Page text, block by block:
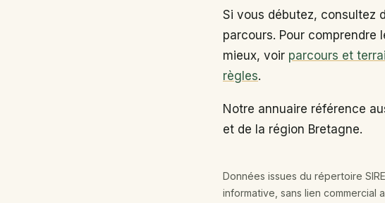
Si vous débutez, consultez
parcours. Pour
mieux, voir parcours et
règles.
Notre annuaire référence
et de la région Bretagne.
Données issues du répertoire
informative, sans lien commercial